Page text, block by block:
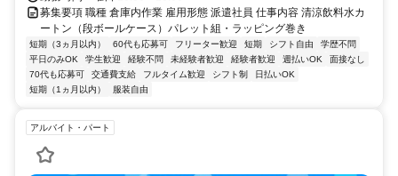
募集要項 職種 倉庫内作業 雇用形態 派遣社員 仕事内容 清涼飲料水カ
ートン（段ボールケース）パレット組・ラッピング巻き
短期（3ヵ月以内） 60代も応募可 フリーター歓迎 短期 シフト自由
学歴不問
平日のみOK
学生歓迎 経験不問 未経験者歓迎 経験者歓迎 週払いOK
面接なし
70代も応募可
交通費支給 フルタイム歓迎 シフト制
日払いOK
短期（1ヵ月以内）
服装自由
アルバイト・パート